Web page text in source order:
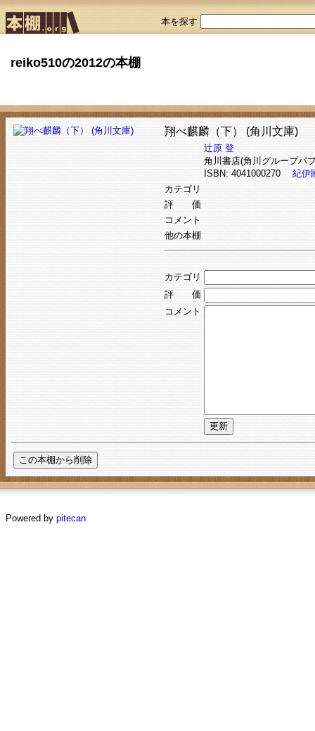
本を探す
reiko510の2012の本棚
翔べ麒麟（下） (角川文庫)
辻原 登
角川書店(角川グループパ
ISBN: 4041000270 紀伊
カテゴリ
評 価
コメント
他の本棚
カテゴリ
評 価
コメント
Powered by pitecan